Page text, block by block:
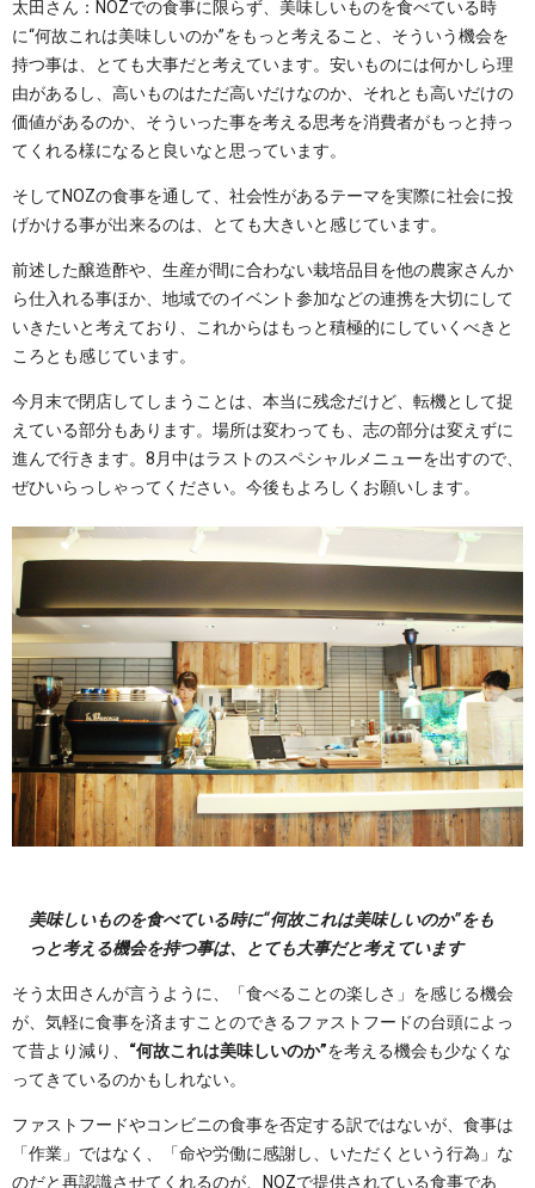
太田さん：NOZでの食事に限らず、美味しいものを食べている時
に“何故これは美味しいのか”をもっと考えること、そういう機会を
持つ事は、とても大事だと考えています。安いものには何かしら理
由があるし、高いものはただ高いだけなのか、それとも高いだけの
価値があるのか、そういった事を考える思考を消費者がもっと持っ
てくれる様になると良いなと思っています。
そしてNOZの食事を通して、社会性があるテーマを実際に社会に投
げかける事が出来るのは、とても大きいと感じています。
前述した醸造酢や、生産が間に合わない栽培品目を他の農家さんか
ら仕入れる事ほか、地域でのイベント参加などの連携を大切にして
いきたいと考えており、これからはもっと積極的にしていくべきと
ころとも感じています。
今月末で閉店してしまうことは、本当に残念だけど、転機として捉
えている部分もあります。場所は変わっても、志の部分は変えずに
進んで行きます。8月中はラストのスペシャルメニューを出すので、
ぜひいらっしゃってください。今後もよろしくお願いします。
美味しいものを食べている時に“何故これは美味しいのか”をも
っと考える機会を持つ事は、とても大事だと考えています
そう太田さんが言うように、「食べることの楽しさ」を感じる機会
が、気軽に食事を済ますことのできるファストフードの台頭によっ
て昔より減り、 “何故これは美味しいのか”を考える機会も少なくな
ってきているのかもしれない。
ファストフードやコンビニの食事を否定する訳ではないが、食事は
「作業」ではなく、「命や労働に感謝し、いただくという行為」な
のだと再認識させてくれるのが、NOZで提供されている食事であ